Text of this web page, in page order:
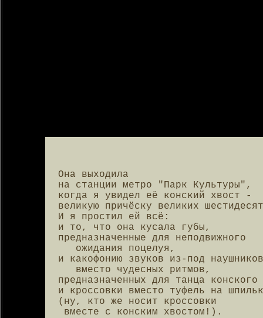
Она выходила
на станции метро "Парк Культуры",
когда я увидел её конский хвост -
великую причёску великих
И я простил ей всё:
и то, что она кусала губы,
предназначенные для неподвижного
   ожидания поцелуя,
и какофонию звуков из-под наушников
   вместо чудесных ритмов,
предназначенных для танца
и кроссовки вместо туфель на
(ну, кто же носит кроссовки
вместе с конским хвостом!).